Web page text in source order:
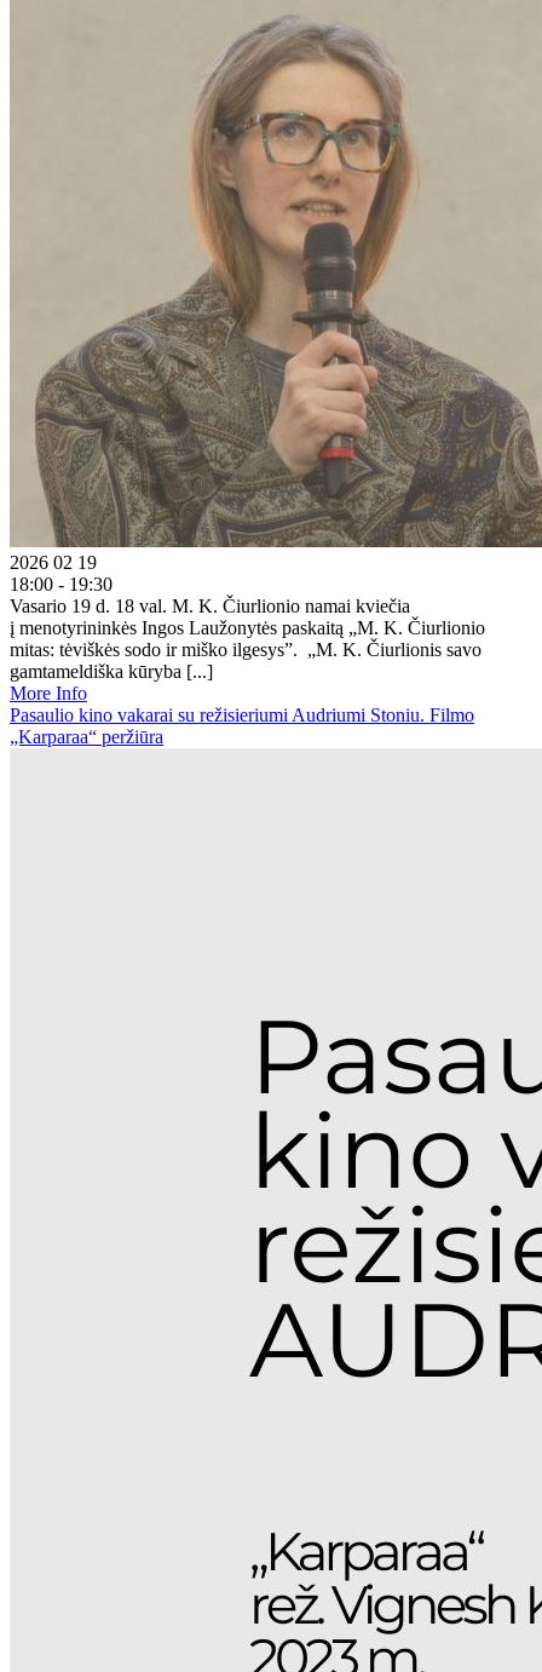
2026 02 19
18:00 - 19:30
Vasario 19 d. 18 val. M. K. Čiurlionio namai kviečia
į menotyrininkės Ingos Laužonytės paskaitą „M. K. Čiurlionio
mitas: tėviškės sodo ir miško ilgesys”. „M. K. Čiurlionis savo
gamtameldiška kūryba [...]
More Info
Pasaulio kino vakarai su režisieriumi Audriumi Stoniu. Filmo
„Karparaa“ peržiūra